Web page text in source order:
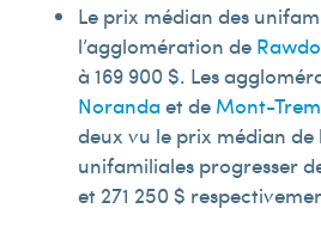
Le prix médian des
l’agglomération de
à 169 900 $. Les
Norandaet de Mont-
deux vu le prix médian de
unifamiliales progresser
et 271 250 $